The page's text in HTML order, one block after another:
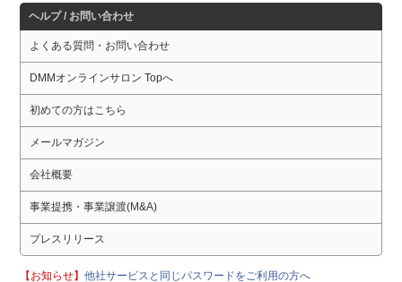
ヘルプ / お問い合わせ
よくある質問・お問い合わせ
DMMオンラインサロン Topへ
初めての方はこちら
メールマガジン
会社概要
事業提携・事業譲渡(M&A)
プレスリリース
【お知らせ】他社サービスと同じパスワードをご利用の方へ